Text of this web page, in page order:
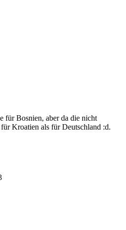
für Bosnien, aber da die nicht
Kroatien als für Deutschland :d.